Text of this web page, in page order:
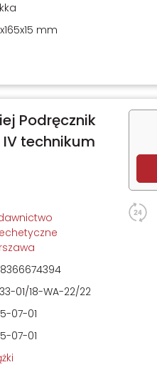
mm
Podręcznik
technikum
01/18-WA-22/22
07-01
07-01